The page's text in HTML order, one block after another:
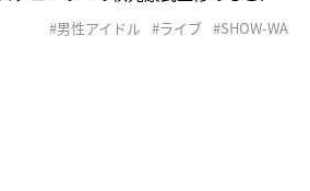
WAとMATSURIだ。そんなSHOW-
#男性アイドル #ライブ #SHOW-WA